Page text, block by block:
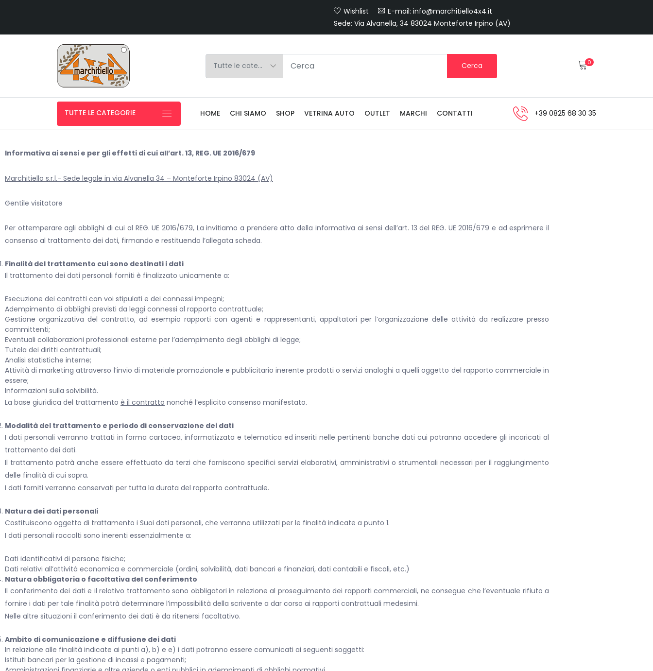
Wishlist
E-mail: info@marchitiello4x4.it
Sede: Via Alvanella, 34 83024 Monteforte Irpino (AV)
Cerca 0
TUTTE LE CATEGORIE HOME CHI SIAMO SHOP VETRINA AUTO OUTLET MARCHI CONTATTI +39 0825 68 30 35
Informativa ai sensi e per gli effetti di cui all’art. 13, REG. UE 2016/679
Marchitiello s.r.l.- Sede legale in via Alvanella 34 – Monteforte Irpino 83024 (AV)
Gentile visitatore
Per ottemperare agli obblighi di cui al REG. UE 2016/679, La invitiamo a prendere atto della informativa ai sensi dell’art. 13 del REG. UE 2016/679 e ad esprimere il
consenso al trattamento dei dati, firmando e restituendo l’allegata scheda.
Finalità del trattamento cui sono destinati i dati
Il trattamento dei dati personali forniti è finalizzato unicamente a:
Esecuzione dei contratti con voi stipulati e dei connessi impegni;
Adempimento di obblighi previsti da leggi connessi al rapporto contrattuale;
Gestione organizzativa del contratto, ad esempio rapporti con agenti e rappresentanti, appaltatori per l’organizzazione delle attività da realizzare presso
committenti;
Eventuali collaborazioni professionali esterne per l’adempimento degli obblighi di legge;
Tutela dei diritti contrattuali;
Analisi statistiche interne;
Attività di marketing attraverso l’invio di materiale promozionale e pubblicitario inerente prodotti o servizi analoghi a quelli oggetto del rapporto commerciale in
essere;
Informazioni sulla solvibilità.
La base giuridica del trattamento è il contratto nonché l’esplicito consenso manifestato.
Modalità del trattamento e periodo di conservazione dei dati
I dati personali verranno trattati in forma cartacea, informatizzata e telematica ed inseriti nelle pertinenti banche dati cui potranno accedere gli incaricati al
trattamento dei dati.
Il trattamento potrà anche essere effettuato da terzi che forniscono specifici servizi elaborativi, amministrativi o strumentali necessari per il raggiungimento
delle finalità di cui sopra.
I dati forniti verranno conservati per tutta la durata del rapporto contrattuale.
Natura dei dati personali
Costituiscono oggetto di trattamento i Suoi dati personali, che verranno utilizzati per le finalità indicate a punto 1.
I dati personali raccolti sono inerenti essenzialmente a:
Dati identificativi di persone fisiche;
Dati relativi all’attività economica e commerciale (ordini, solvibilità, dati bancari e finanziari, dati contabili e fiscali, etc.)
Natura obbligatoria o facoltativa del conferimento
Il conferimento dei dati e il relativo trattamento sono obbligatori in relazione al proseguimento dei rapporti commerciali, ne consegue che l’eventuale rifiuto a
fornire i dati per tale finalità potrà determinare l’impossibilità della scrivente a dar corso ai rapporti contrattuali medesimi.
Nelle altre situazioni il conferimento dei dati è da ritenersi facoltativo.
Ambito di comunicazione e diffusione dei dati
In relazione alle finalità indicate ai punti a), b) e e) i dati potranno essere comunicati ai seguenti soggetti:
Istituti bancari per la gestione di incassi e pagamenti;